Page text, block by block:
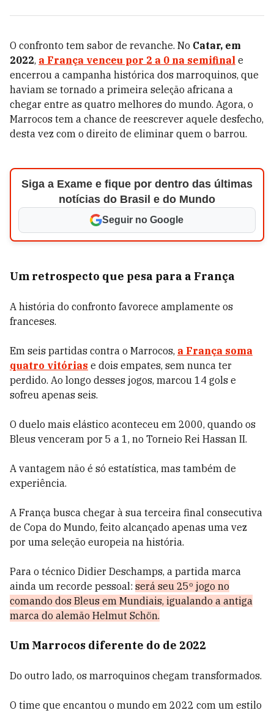
O confronto tem sabor de revanche. No Catar, em
2022, a França venceu por 2 a 0 na semifinal e
encerrou a campanha histórica dos marroquinos, que
haviam se tornado a primeira seleção africana a
chegar entre as quatro melhores do mundo. Agora, o
Marrocos tem a chance de reescrever aquele desfecho,
desta vez com o direito de eliminar quem o barrou.
Siga a Exame e fique por dentro das últimas
notícias do Brasil e do Mundo
Seguir no Google
Um retrospecto que pesa para a França
A história do confronto favorece amplamente os
franceses.
Em seis partidas contra o Marrocos, a França soma
quatro vitórias e dois empates, sem nunca ter
perdido. Ao longo desses jogos, marcou 14 gols e
sofreu apenas seis.
O duelo mais elástico aconteceu em 2000, quando os
Bleus venceram por 5 a 1, no Torneio Rei Hassan II.
A vantagem não é só estatística, mas também de
experiência.
A França busca chegar à sua terceira final consecutiva
de Copa do Mundo, feito alcançado apenas uma vez
por uma seleção europeia na história.
Para o técnico Didier Deschamps, a partida marca
ainda um recorde pessoal: será seu 25º jogo no
comando dos Bleus em Mundiais, igualando a antiga
marca do alemão Helmut Schön.
Um Marrocos diferente do de 2022
Do outro lado, os marroquinos chegam transformados.
O time que encantou o mundo em 2022 com um estilo